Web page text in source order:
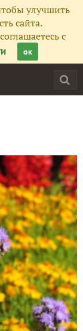
улучшить
сайта.
с
ок
47
637
со мной!
получен!
объели